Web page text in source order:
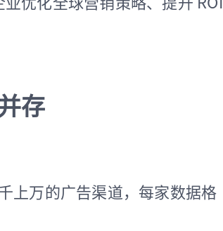
存
上万的广告渠道，每家数据格